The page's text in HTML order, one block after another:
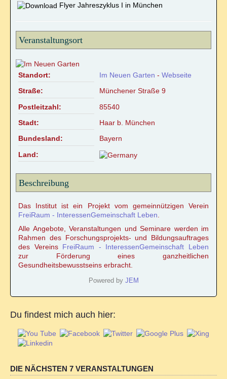
Flyer Jahreszyklus I in München
Veranstaltungsort
Standort: Im Neuen Garten - Webseite
Straße:
Münchener Straße 9
Postleitzahl:
85540
Stadt:
Haar b. München
Bundesland:
Bayern
Land:
Beschreibung
Das Institut ist ein Projekt vom gemeinnützigen Verein
FreiRaum - InteressenGemeinschaft Leben
Alle Angebote, Veranstaltungen und Seminare werden im
Rahmen des Forschungsprojekts- und Bildungsauftrages
des Vereins FreiRaum - InteressenGemeinschaft Leben
zur Förderung eines ganzheitlichen
Gesundheitsbewusstseins erbracht.
Powered by JEM
Du findest mich auch hier:
DIE NÄCHSTEN 7 VERANSTALTUNGEN